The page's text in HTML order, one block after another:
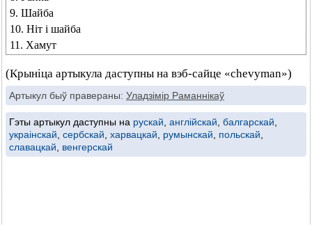
9. Шайба
10. Ніт і шайба
11. Хамут
(Крыніца артыкула даступны на вэб-сайце «chevyman»)
Артыкул быў правераны: Уладзімір Раманнікаў
Гэты артыкул даступны на рускай англійскай балгарскай
украінскай сербскай харвацкай румынскай польскай
славацкай
венгерскай